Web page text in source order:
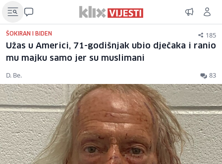
ŠOKIRAN I BIDEN 185
Užas u Americi, 71-godišnjak ubio dječaka i ranio
mu majku samo jer su muslimani
D. Be. 83